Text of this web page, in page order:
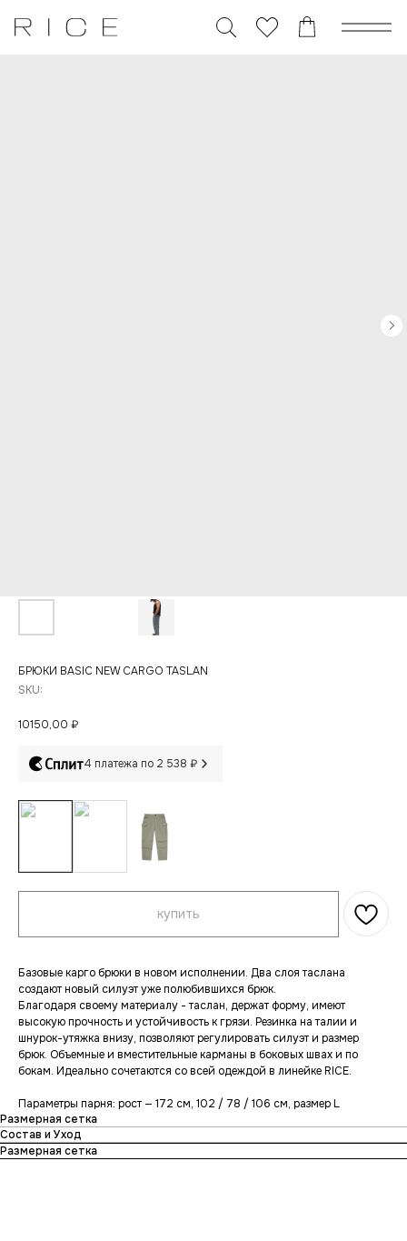
БРЮКИ BASIC NEW CARGO TASLAN
SKU:
10150,00 ₽
4 платежа по 2 538 ₽
купить
Базовые карго брюки в новом исполнении. Два слоя таслана
создают новый силуэт уже полюбившихся брюк.
Благодаря своему материалу - таслан, держат форму, имеют
высокую прочность и устойчивость к грязи. Резинка на талии и
шнурок-утяжка внизу, позволяют регулировать силуэт и размер
брюк. Объемные и вместительные карманы в боковых швах и по
бокам. Идеально сочетаются со всей одеждой в линейке RICE.
Параметры парня: рост — 172 см, 102 / 78 / 106 см, размер L
Размерная сетка
Состав и Уход
Размерная сетка